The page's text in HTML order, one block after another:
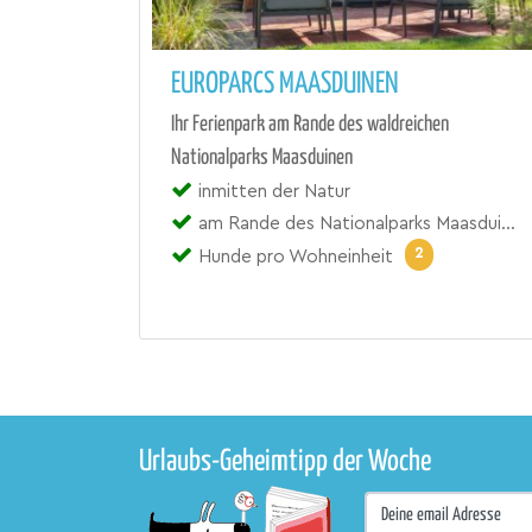
EUROPARCS MAASDUINEN
Ihr Ferienpark am Rande des waldreichen
Nationalparks Maasduinen
inmitten der Natur
am Rande des Nationalparks Maasduinen
Hunde pro Wohneinheit
2
Urlaubs-Geheimtipp der Woche